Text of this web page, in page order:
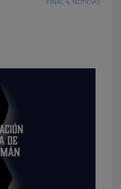
FINAL 4 NOTICIAS